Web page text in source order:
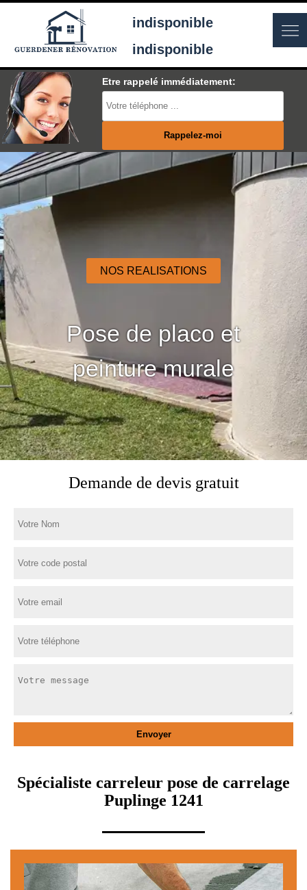
indisponible
indisponible
Etre rappelé immédiatement:
NOS REALISATIONS
Pose de placo et
peinture murale
Demande de devis gratuit
Spécialiste carreleur pose de carrelage
Puplinge 1241